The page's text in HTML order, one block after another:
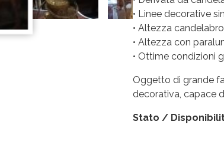
• Linee decorative
• Altezza
• Altezza con
• Ottime condizioni
Oggetto di grande
decorativa, capace
Stato /